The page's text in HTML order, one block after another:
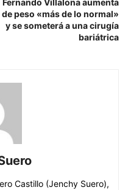
Fernando Villalona aumenta
de peso «más de lo normal»
y se someterá a una cirugía
bariátrica
Castillo (Jenchy Suero),